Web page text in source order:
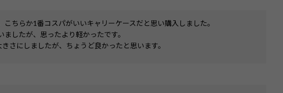
ちらか1番コスパがいいキャリーケースだと思い購入しました。
したが、思ったより軽かったです。
さにしましたが、ちょうど良かったと思います。